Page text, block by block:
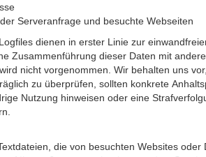
Serveranfrage und besuchte Webseiten
dienen in erster Linie zur
Zusammenführung dieser Daten mit
nicht vorgenommen. Wir behalten uns
zu überprüfen, sollten konkrete
Nutzung hinweisen oder eine
die von besuchten Websites oder